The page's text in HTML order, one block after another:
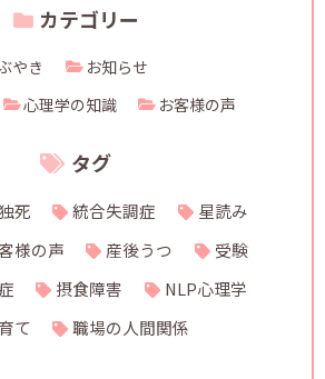
カテゴリー
やき
お知らせ
心理学の知識 お客様の声
タグ
死 統合失調症
星読み
様の声 産後うつ
受験
摂食障害
NLP心理学
て
職場の人間関係